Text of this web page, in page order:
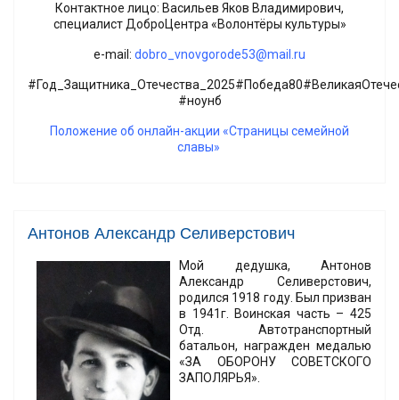
Контактное лицо: Васильев Яков Владимирович,
специалист ДоброЦентра «Волонтёры культуры»
e-mail: dobro_vnovgorode53@mail.ru
#ноунб
Положение об онлайн-акции «Страницы семейной
славы»
Антонов Александр Селиверстович
Мой дедушка, Антонов
Александр Селиверстович,
родился 1918 году. Был призван
в 1941г. Воинская часть – 425
Отд. Автотранспортный
батальон, награжден медалью
«ЗА ОБОРОНУ СОВЕТСКОГО
ЗАПОЛЯРЬЯ».